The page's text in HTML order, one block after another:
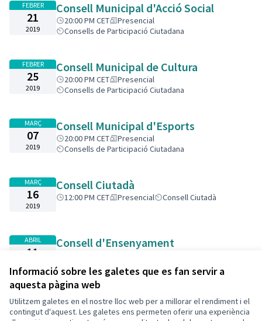
Informació sobre les galetes que es fan servir a
aquesta pàgina web
Utilitzem galetes en el nostre lloc web per a millorar el rendiment i el
contingut d'aquest. Les galetes ens permeten oferir una experiència
FEBRER
21
2019
Consell Municipal d'Acció Social
20:00 PM CET
Presencial
Consells de Participació Ciutadana
FEBRER
25
2019
Consell Municipal de Cultura
20:00 PM CET
Presencial
Consells de Participació Ciutadana
MARÇ
07
2019
Consell Municipal d'Esports
20:00 PM CET
Presencial
Consells de Participació Ciutadana
MARÇ
16
2019
Consell Ciutadà
12:00 PM CET Presencial Consell Ciutadà
ABRIL
11
Consell d'Ensenyament
Termes i condicions d'ús
Configuració de les galetes